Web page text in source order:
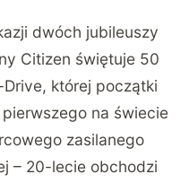
dwóch jubileuszy
Citizen świętuje 50
której początki
na świecie
zasilanego
– 20-lecie obchodzi